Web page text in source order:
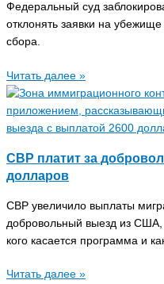
Федеральный суд
отклонять заявки на
сбора.
Читать далее »
CBP платит за
долларов
CBP увеличило выплаты
добровольный выезд из США,
кого касается программа и
Читать далее »